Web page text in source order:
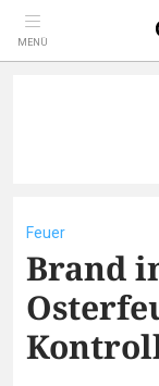
MENÜ
Feuer
Brand